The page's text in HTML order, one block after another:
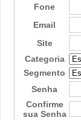
Fone
Email
Site
Categoria
Segmento
Senha
Confirme
sua Senha